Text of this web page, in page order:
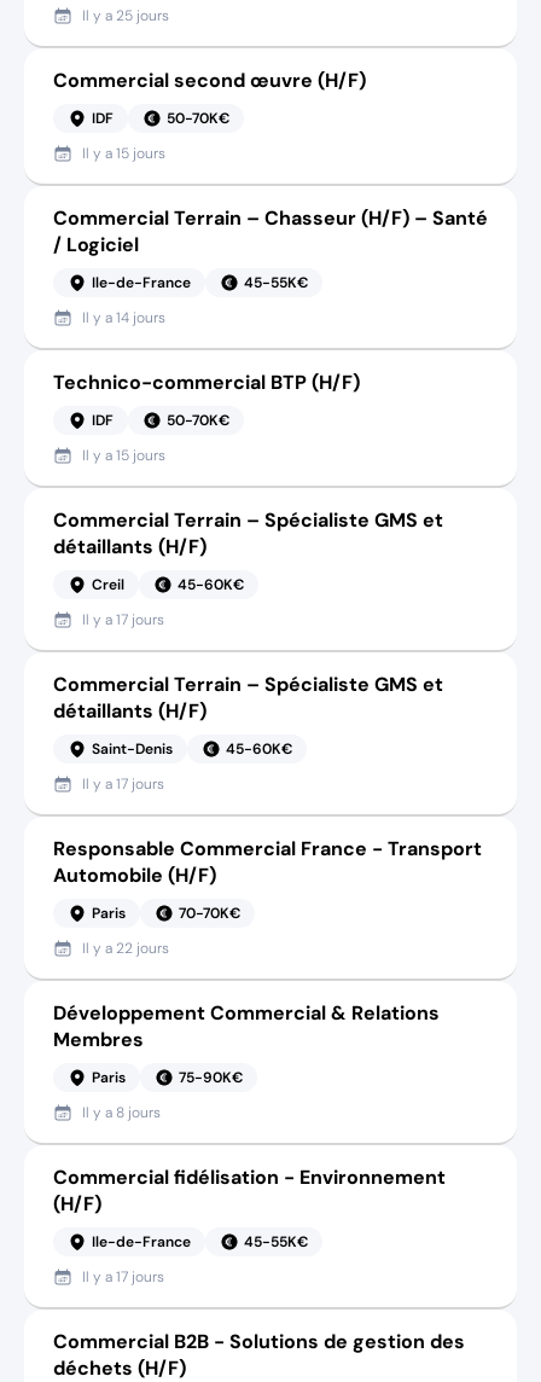
Il y a 25 jours
Commercial second œuvre (H/F)
IDF
50-70K€
Il y a15 jours
Commercial Terrain – Chasseur (H/F) – Santé
/ Logiciel
Ile-de-France
45-55K€
Il y a14 jours
Technico-commercial BTP (H/F)
IDF
50-70K€
Il y a15 jours
Commercial Terrain – Spécialiste GMS et
détaillants (H/F)
Creil
45-60K€
Il y a17 jours
Commercial Terrain – Spécialiste GMS et
détaillants (H/F)
Saint-Denis
45-60K€
Il y a17 jours
Responsable Commercial France - Transport
Automobile (H/F)
Paris
70-70K€
Il y a 22 jours
Développement Commercial & Relations
Membres
Paris
75-90K€
Il y a 8 jours
Commercial fidélisation - Environnement
(H/F)
Ile-de-France
45-55K€
Il y a17 jours
Commercial B2B - Solutions de gestion des
déchets (H/F)